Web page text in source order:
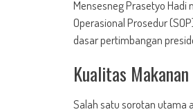
Mensesneg Prasetyo
Operasional Prosedur
dasar pertimbangan
Kualitas
Salah satu sorotan utama